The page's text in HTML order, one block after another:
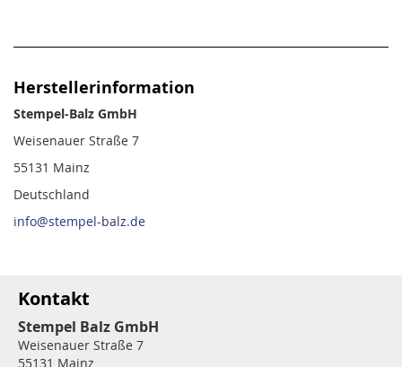
Herstellerinformation
Stempel-Balz GmbH
Weisenauer Straße 7
55131 Mainz
Deutschland
info@stempel-balz.de
Kontakt
Stempel Balz GmbH
Weisenauer Straße 7
55131 Mainz